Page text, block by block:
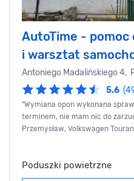
AutoTime - pomoc
i warsztat
Antoniego Madalińskiego 4,
5.6
"Wymiana opon wykonana
terminem, nie mam nic do
Przemysław, Volkswagen
Poduszki powietrzne